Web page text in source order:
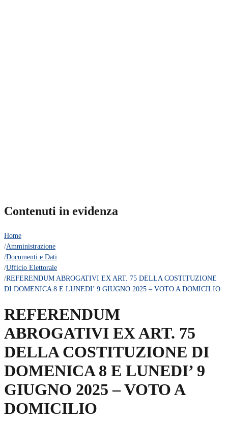
Contenuti in evidenza
Home
/Amministrazione
/Documenti e Dati
/Ufficio Elettorale
/REFERENDUM ABROGATIVI EX ART. 75 DELLA COSTITUZIONE
DI DOMENICA 8 E LUNEDI’ 9 GIUGNO 2025 – VOTO A DOMICILIO
REFERENDUM
ABROGATIVI EX ART. 75
DELLA COSTITUZIONE DI
DOMENICA 8 E LUNEDI’ 9
GIUGNO 2025 – VOTO A
DOMICILIO